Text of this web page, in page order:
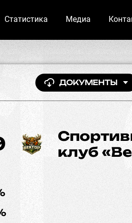
Статистика Медиа
ДОКУМЕНТЫ
клуб